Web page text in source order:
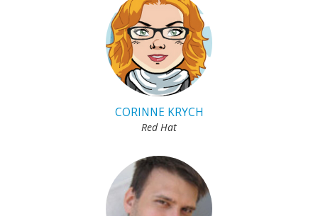
CORINNE KRYCH
Red Hat